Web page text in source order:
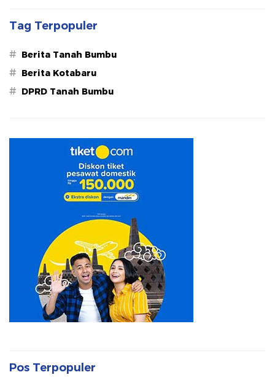
Tag Terpopuler
# Berita Tanah Bumbu
# Berita Kotabaru
# DPRD Tanah Bumbu
Pos Terpopuler